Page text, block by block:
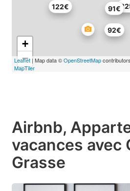
92€
91€
122€
+
−
Leaflet | Map data ©OpenStreetMap
MapTiler
Airbnb,
vacances avec
Grasse